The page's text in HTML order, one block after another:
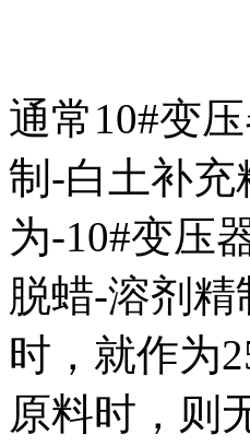
通常10#变
制-白土补
为-10#变压
脱蜡-溶剂
时，就作为
原料时，则